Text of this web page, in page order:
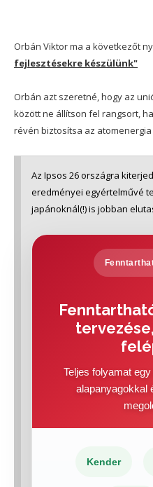
Orbán Viktor ma a következőt
fejlesztésekre készülünk"
Orbán azt szeretné, hogy az
között ne állítson fel rangsort,
révén biztosítsa az
Az Ipsos 26 országra
eredményei egyértelművé
japánoknál(!) is jobban
Teljes folyamat
alapanyagokkal
Kender